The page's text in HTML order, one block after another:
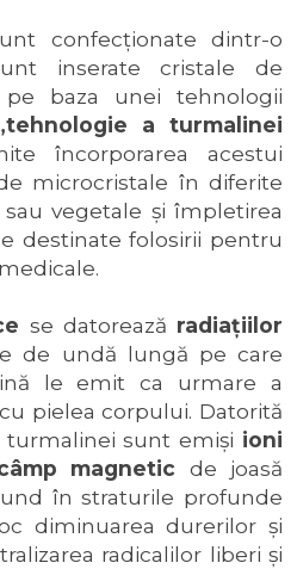
confecţionate dintr-o
inserate cristale de
baza unei tehnologii
a turmalinei
încorporarea acestui
microcristale în diferite
vegetale și împletirea
destinate folosirii pentru
se datorează radiaţiilor
de undă lungă pe care
le emit ca urmare a
pielea corpului. Datorită
sunt emiși ioni
magnetic de joasă
în straturile profunde
diminuarea durerilor și
radicalilor liberi şi